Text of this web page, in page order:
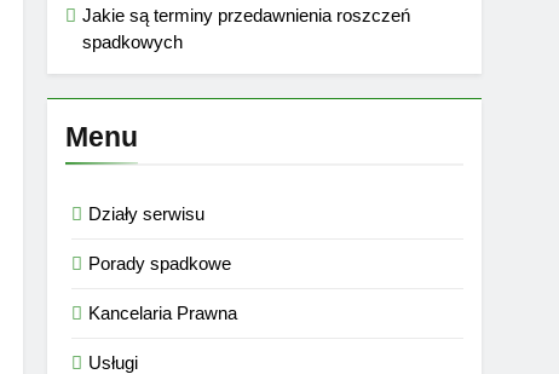
Jakie są terminy przedawnienia roszczeń
spadkowych
Menu
Działy serwisu
Porady spadkowe
Kancelaria Prawna
Usługi